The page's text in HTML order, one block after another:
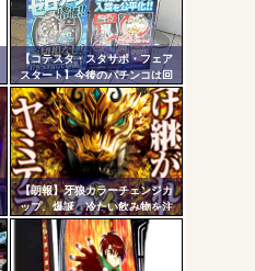
【コテスタ・スタサポ・フェア
スタート】今後のパチンコは回
数固定系必須でいいよな。そし
て釘は完全に廃止するべき
【朗報】牙狼カラーチェンジカ
ップ、爆誕 冷たい飲み物を注
ぐと背景が浮かび上がる